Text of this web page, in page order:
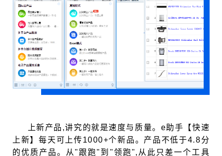
上新产品,讲究的就是速度与质量。 e助手【快速
上新】每天可上传1000+个新品。产品不低于4.8分
的优质产品。从"跟跑"到"领跑",从此只差一个工具